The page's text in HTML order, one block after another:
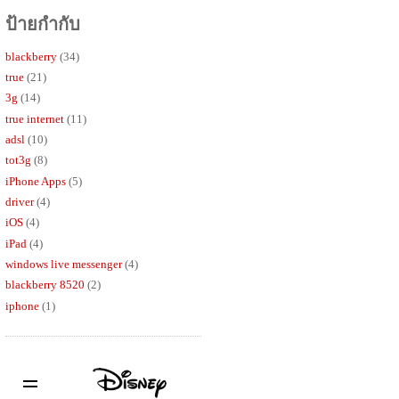
ป้ายกำกับ
blackberry (34)
true (21)
3g (14)
true internet (11)
adsl (10)
tot3g (8)
iPhone Apps (5)
driver (4)
iOS (4)
iPad (4)
windows live messenger (4)
blackberry 8520 (2)
iphone (1)